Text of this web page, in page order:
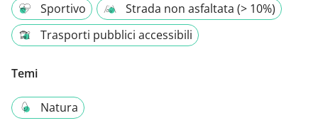
Sportivo
Strada non asfaltata (> 10%)
Trasporti pubblici accessibili
Temi
Natura